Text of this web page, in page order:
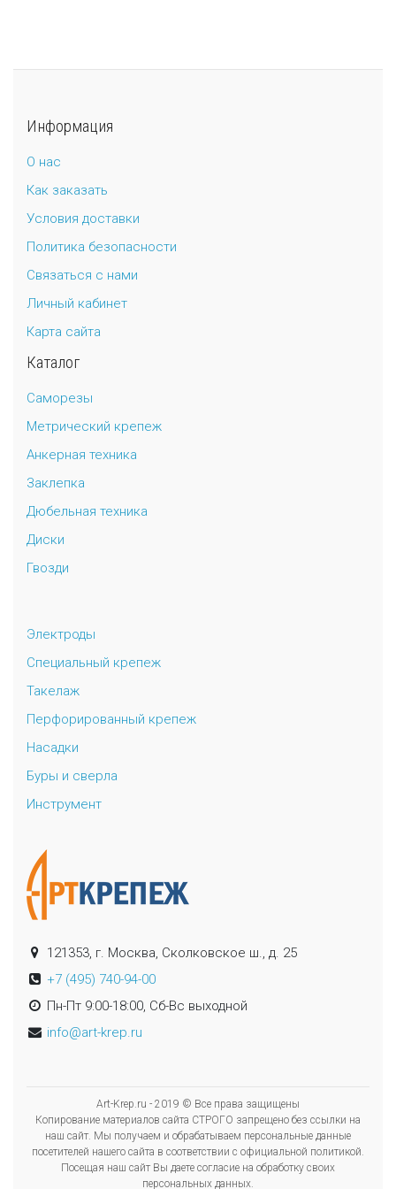
121353, г. Москва, Сколковское ш., д. 25
+7 (495) 740-94-00
Пн-Пт 9:00-18:00, Сб-Вс выходной
info@art-krep.ru
Информация
О нас
Как заказать
Условия доставки
Политика безопасности
Связаться с нами
Личный кабинет
Карта сайта
Каталог
Саморезы
Метрический крепеж
Анкерная техника
Заклепка
Дюбельная техника
Диски
Гвозди
Электроды
Специальный крепеж
Такелаж
Перфорированный крепеж
Насадки
Буры и сверла
Инструмент
Art-Krep.ru - 2019 © Все права защищены
Копирование материалов сайта СТРОГО запрещено без ссылки на
наш сайт. Мы получаем и обрабатываем персональные данные
посетителей нашего сайта в соответствии с официальной политикой.
Посещая наш сайт Вы даете согласие на обработку своих
персональных данных.